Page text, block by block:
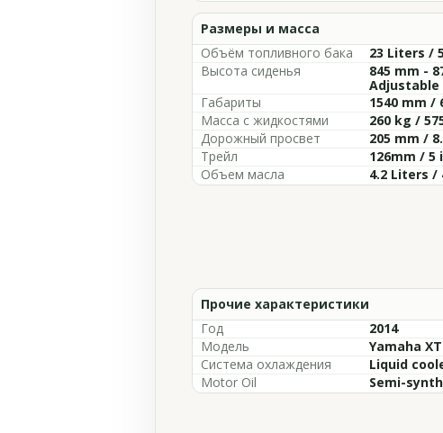
Размеры и масса
Объём топливного бака
23 Liters /
Высота сиденья
845 mm -
Adjustable
Габариты
1540 mm /
Масса с жидкостями
260 kg /
Дорожный просвет
205 mm /
Трейл
126mm / 5
Объем масла
4.2 Liters /
Прочие характеристики
Год
2014
Модель
Yamaha
Система охлаждения
Liquid
Motor Oil
Semi-